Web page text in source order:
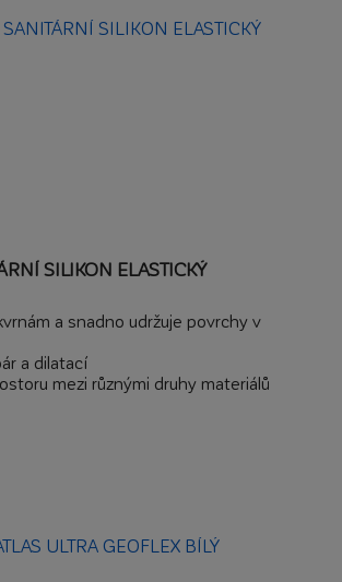
SILIKON ELASTICKÝ
a snadno udržuje povrchy v
a dilatací
mezi různými druhy materiálů
odstínech dle koloristiky